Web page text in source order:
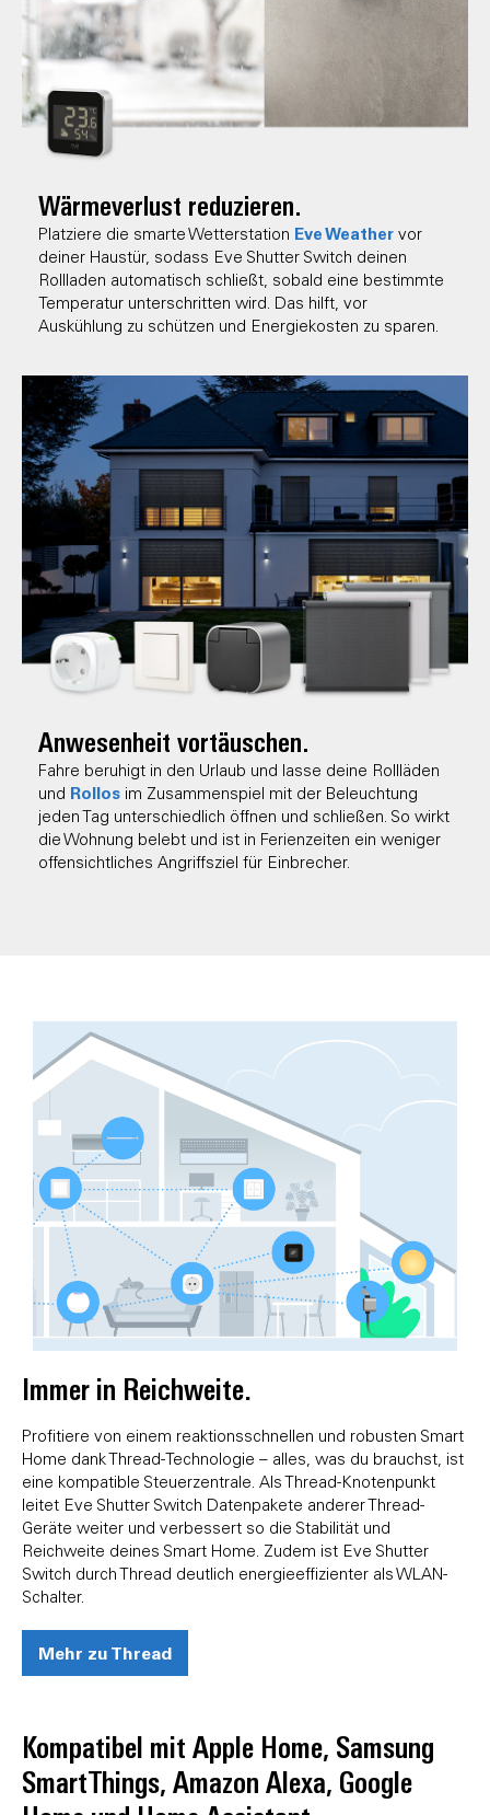
Wärmeverlust reduzieren.
Platziere die smarte Wetterstation Eve Weather vor
deiner Haustür, sodass Eve Shutter Switch deinen
Rollladen automatisch schließt, sobald eine bestimmte
Temperatur unterschritten wird. Das hilft, vor
Auskühlung zu schützen und Energiekosten zu sparen.
Anwesenheit vortäuschen.
Fahre beruhigt in den Urlaub und lasse deine Rollläden
und Rollos im Zusammenspiel mit der Beleuchtung
jeden Tag unterschiedlich öffnen und schließen. So wirkt
die Wohnung belebt und ist in Ferienzeiten ein weniger
offensichtliches Angriffsziel für Einbrecher.
Immer in Reichweite.
Profitiere von einem reaktionsschnellen und robusten Smart
Home dank Thread-Technologie – alles, was du brauchst, ist
eine kompatible Steuerzentrale. Als Thread-Knotenpunkt
leitet Eve Shutter Switch Datenpakete anderer Thread-
Geräte weiter und verbessert so die Stabilität und
Reichweite deines Smart Home. Zudem ist Eve Shutter
Switch durch Thread deutlich energieeffizienter als WLAN-
Schalter.
Mehr zu Thread
Kompatibel mit Apple Home, Samsung
SmartThings, Amazon Alexa, Google